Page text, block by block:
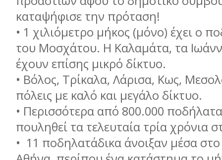
καταψήφισε την πρόταση!
• 1 χιλιόμετρο μήκος (μόνο) έχει ο
του Μοσχάτου. Η Καλαμάτα, τα
έχουν επίσης μικρό δίκτυο.
• Βόλος, Τρίκαλα, Λάρισα, Κως,
πόλεις με καλό και μεγάλο δίκτυο.
• Περισσότερα από 800.000
πουληθεί τα τελευταία τρία χρόνια
• 11 ποδηλατάδικα άνοιξαν μέσα